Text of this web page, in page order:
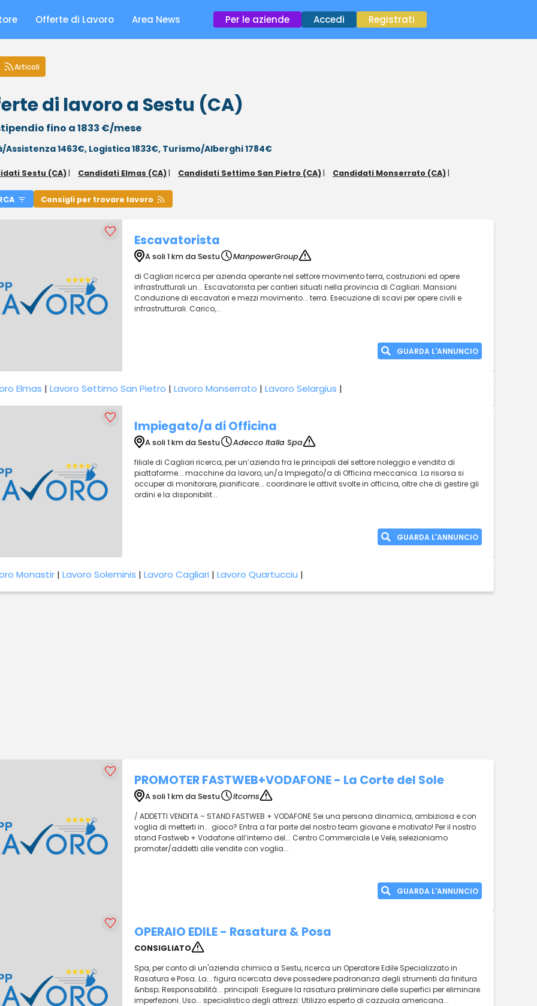
Offerte di Lavoro Area News Per le aziende Accedi Registrati
Articoli
di lavoro a Sestu (CA)
fino a 1833 €/mese
Assistenza 1463€, Logistica 1833€, Turismo/Alberghi 1784€
Sestu (CA) | Candidati Elmas (CA) | Candidati Settimo San Pietro (CA) | Candidati Monserrato (CA) |
Consigli per trovare lavoro
Escavatorista
A soli 1 km da Sestu
ManpowerGroup
di Cagliari ricerca per azienda operante nel settore movimento terra, costruzioni ed opere
infrastrutturali un... Escavatorista per cantieri situati nella provincia di Cagliari. Mansioni
Conduzione di escavatori e mezzi movimento... terra. Esecuzione di scavi per opere civili e
infrastrutturali. Carico,...
GUARDA L'ANNUNCIO
Elmas | Lavoro Settimo San Pietro | Lavoro Monserrato | Lavoro Selargius |
Impiegato/a di Officina
A soli 1 km da Sestu
Adecco Italia Spa
filiale di Cagliari ricerca, per un’azienda fra le principali del settore noleggio e vendita di
piattaforme... macchine da lavoro, un/a Impiegato/a di Officina meccanica. La risorsa si
occuper di monitorare, pianificare... coordinare le attivit svolte in officina, oltre che di gestire gli
ordini e la disponibilit...
GUARDA L'ANNUNCIO
Monastir | Lavoro Soleminis | Lavoro Cagliari | Lavoro Quartucciu |
PROMOTER FASTWEB+VODAFONE - La Corte del Sole
A soli 1 km da Sestu
itcoms
/ ADDETTI VENDITA – STAND FASTWEB + VODAFONE Sei una persona dinamica, ambiziosa e con
voglia di metterti in... gioco? Entra a far parte del nostro team giovane e motivato! Per il nostro
stand Fastweb + Vodafone all’interno del... Centro Commerciale Le Vele, selezioniamo
promoter/addetti alle vendite con voglia...
GUARDA L'ANNUNCIO
OPERAIO EDILE - Rasatura & Posa
CONSIGLIATO
Spa, per conto di un'azienda chimica a Sestu, ricerca un Operatore Edile Specializzato in
Rasatura e Posa. La... figura ricercata deve possedere padronanza degli strumenti da finitura.
&nbsp; Responsabilità... principali: Eseguire la rasatura preliminare delle superfici per eliminare
imperfezioni. Uso... specialistico degli attrezzi: Utilizzo esperto di cazzuola americana...